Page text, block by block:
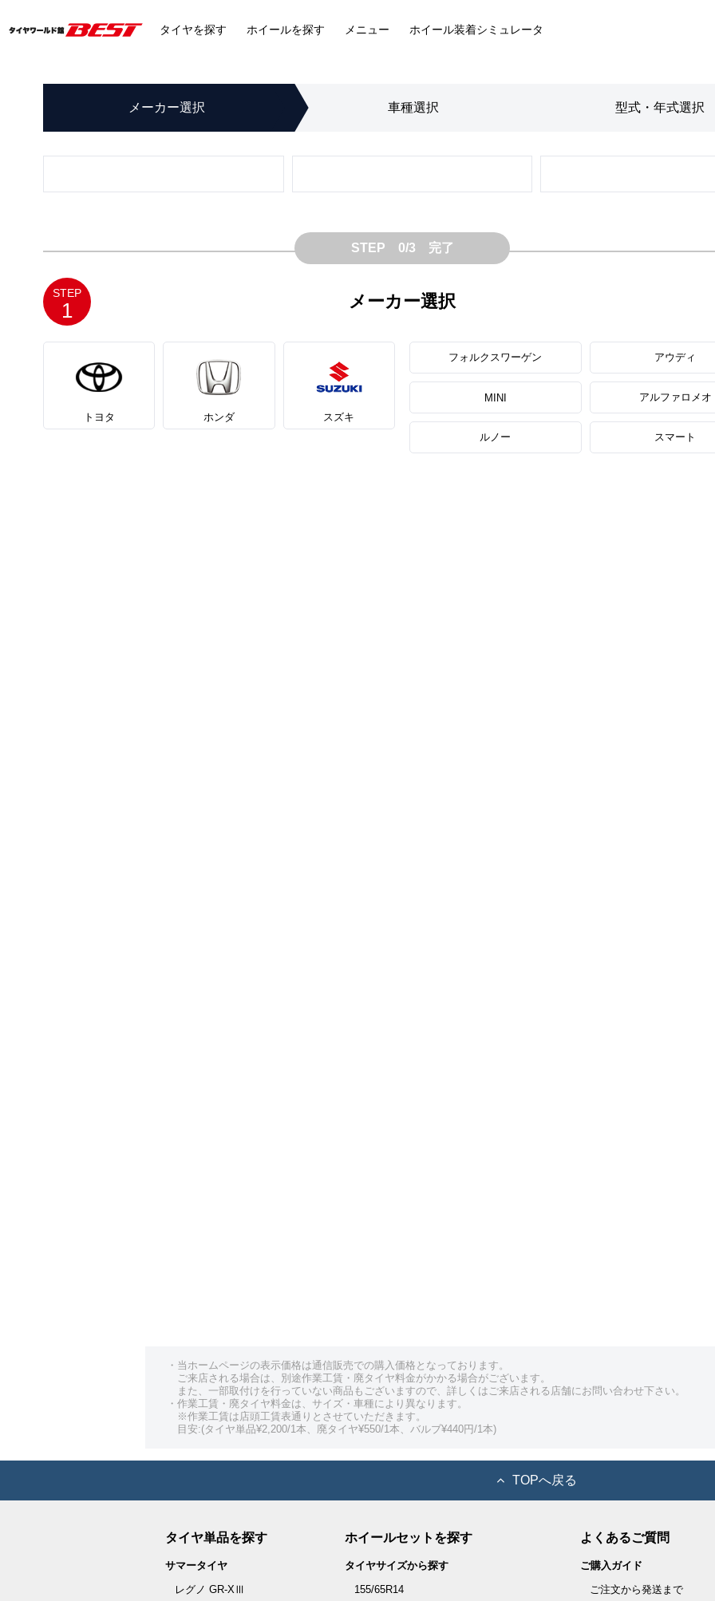
タイヤを探す ホイールを探す メニュー ホイール装着シミュレータ
メーカー選択 車種選択 型式・年式選択
STEP 0/3 完了
STEP
1 メーカー選択
トヨタ ホンダ スズキ
フォルクスワーゲン アウディ
MINI アルファロメオ
ルノー スマート
・当ホームページの表示価格は通信販売での購入価格となっております。
ご来店される場合は、別途作業工賃・廃タイヤ料金がかかる場合がございます。
また、一部取付けを行っていない商品もございますので、詳しくはご来店される店舗にお問い合わせ下さい。
・作業工賃・廃タイヤ料金は、サイズ・車種により異なります。
※作業工賃は店頭工賃表通りとさせていただきます。
目安:(タイヤ単品¥2,200/1本、廃タイヤ¥550/1本、バルブ¥440円/1本)
TOPへ戻る
タイヤ単品を探す
サマータイヤ
レグノ GR-XⅢ
ホイールセットを探す
タイヤサイズから探す
155/65R14
よくあるご質問
ご購入ガイド
ご注文から発送まで